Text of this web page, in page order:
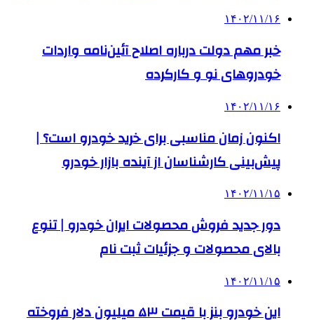
۱۴۰۲/۱۱/۱۶
خبر مهم دولت درباره اصلاح آئین‌نامه واردات
خودروهای نو و کارکرده
۱۴۰۲/۱۱/۱۶
اکنون زمان مناسبی برای خرید خودرو است؟ |
پیش‌بینی کارشناسان از آینده بازار خودرو
۱۴۰۲/۱۱/۱۵
دور جدید فروش محصولات ایران خودرو | تنوع
بالای محصولات و جزئیات ثبت نام
۱۴۰۲/۱۱/۱۵
این خودرو بنز با قیمت ۵٣ میلیون دلار فروخته